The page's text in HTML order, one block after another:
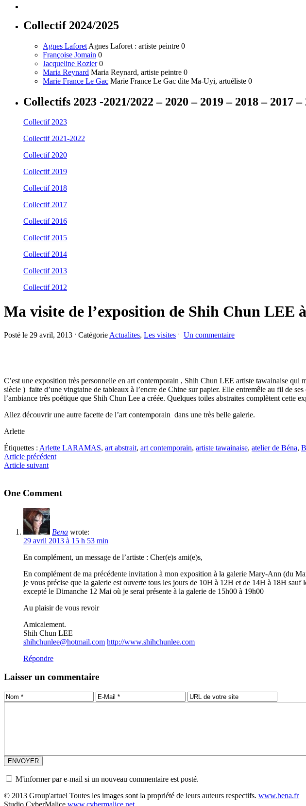
Collectif 2024/2025
Agnes Laforet Agnes Laforet : artiste peintre 0
Françoise Jomain 0
Jacqueline Rozier0
Maria Reynard Maria Reynard, artiste peintre 0
Marie France Le Gac Marie France Le Gac dite Ma-Uyi, artuéliste 0
Collectifs 2023 -2021/2022 – 2020 – 2019 – 2018 – 2017
Collectif 2023
Collectif 2021-2022
Collectif 2020
Collectif 2019
Collectif 2018
Collectif 2017
Collectif 2016
Collectif 2015
Collectif 2014
Collectif 2013
Collectif 2012
Ma visite de l’exposition de Shih Chun LEE
Posté le 29 avril, 2013 ˑ Catégorie Actualites, Les visites ˑ Un commentaire
C’est une exposition très personnelle en art contemporain , Shih Chun LEE artiste tawainaise
siècle ) faite d’une vingtaine de tableaux à l’encre de Chine sur papier. Elle entremêle au fil de
l’ambiance très poétique que Shih Chun Lee a créée. Quelques toiles abstraites complètent
Allez découvrir une autre facette de l’art contemporain dans une très belle galerie.
Arlette
Étiquettes : Arlette LARAMAS, art abstrait, art contemporain, artiste tawainaise, atelier de Béna,
Article précédent
Article suivant
One Comment
Bena wrote:
29 avril 2013 à 15 h 53 min
En complément, un message de l’artiste : Cher(e)s ami(e)s,
En complément de ma précédente invitation à mon exposition à la galerie Mary-Ann (du
je vous précise que la galerie est ouverte tous les jours de 10H à 12H et de 14H à 18H sauf
excepté le Dimanche 12 Mai où je serai présente à la galerie de 15h00 à 19h00
Au plaisir de vous revoir
Amicalement.
Shih Chun LEE
shihchunlee@hotmail.com http://www.shihchunlee.com
Répondre
Laisser un commentaire
M'informer par e-mail si un nouveau commentaire est posté.
© 2013 Group'artuel Toutes les images sont la propriété de leurs auteurs respectifs. www.bena.fr